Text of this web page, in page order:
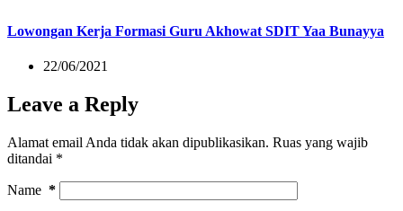
Lowongan Kerja Formasi Guru Akhowat SDIT Yaa Bunayya
22/06/2021
Leave a Reply
Alamat email Anda tidak akan dipublikasikan. Ruas yang wajib
ditandai *
Name *